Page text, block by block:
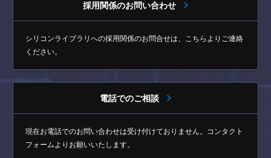
採用関係のお問い合わせ
シリコンライブラリへの採用関係のお問合せは、 こちらよりご連絡
ください。
電話でのご相談
現在お電話でのお問い合わせは受け付けておりません。 コンタクト
フォームよりお願いいたします。